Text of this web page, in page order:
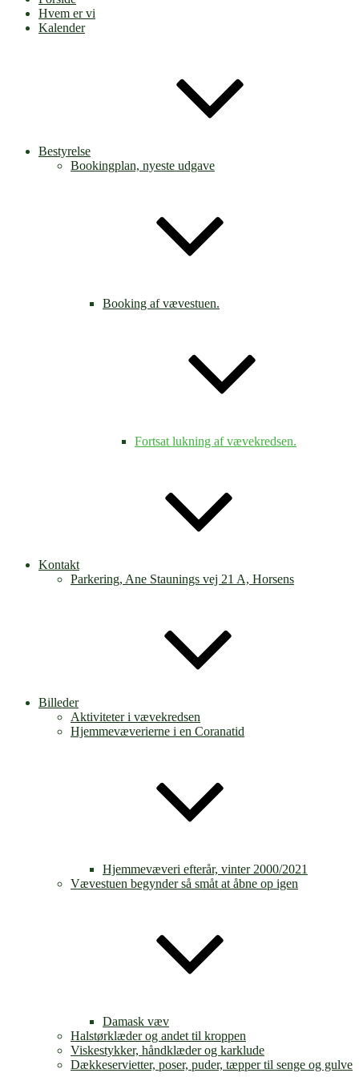
Hvem er vi
Kalender
Bestyrelse
Bookingplan, nyeste udgave
Booking af vævestuen.
Fortsat lukning af vævekredsen.
Kontakt
Parkering, Ane Staunings vej 21 A, Horsens
Billeder
Aktiviteter i vævekredsen
Hjemmevæverierne i en Coranatid
Hjemmevæveri efterår, vinter 2000/2021
Vævestuen begynder så småt at åbne op igen
Damask væv
Halstørklæder og andet til kroppen
Viskestykker, håndklæder og karklude
Dækkeservietter, poser, puder, tæpper til senge og gulve